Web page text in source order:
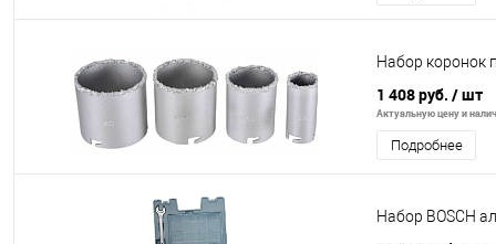
Набор коронок
1 408 руб. / шт
Актуальную цену и
Подробнее
Набор BOSCH